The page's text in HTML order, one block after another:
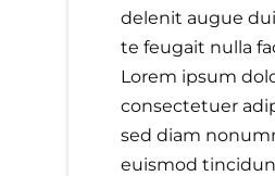
delenit augue
te feugait nulla
Lorem ipsum
consectetuer
sed diam
euismod